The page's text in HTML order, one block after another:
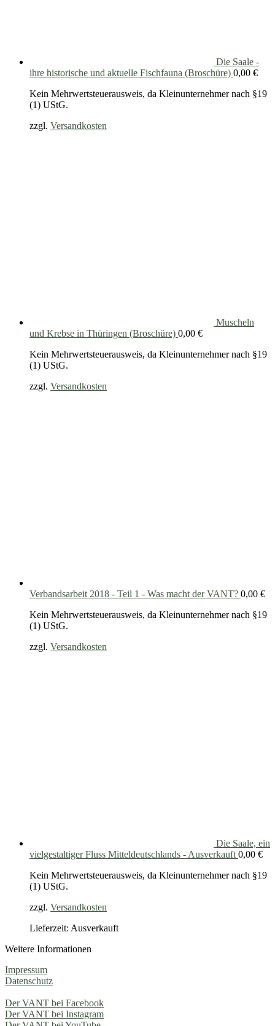
Die Saale -
ihre historische und aktuelle Fischfauna (Broschüre) 0,00 €
Kein Mehrwertsteuerausweis, da Kleinunternehmer nach §19
(1) UStG.
zzgl. Versandkosten
Muscheln
und Krebse in Thüringen (Broschüre) 0,00 €
Kein Mehrwertsteuerausweis, da Kleinunternehmer nach §19
(1) UStG.
zzgl. Versandkosten
Verbandsarbeit 2018 - Teil 1 - Was macht der VANT? 0,00 €
Kein Mehrwertsteuerausweis, da Kleinunternehmer nach §19
(1) UStG.
zzgl. Versandkosten
Die Saale, ein
vielgestaltiger Fluss Mitteldeutschlands - Ausverkauft 0,00 €
Kein Mehrwertsteuerausweis, da Kleinunternehmer nach §19
(1) UStG.
zzgl. Versandkosten
Lieferzeit: Ausverkauft
Weitere Informationen
Impressum
Datenschutz
Der VANT bei Facebook
Der VANT bei Instagram